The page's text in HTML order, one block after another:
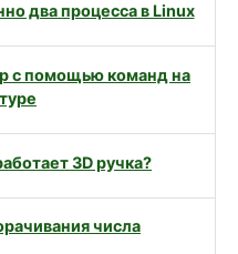
два процесса в Linux
с помощью команд на
3D ручка?
числа